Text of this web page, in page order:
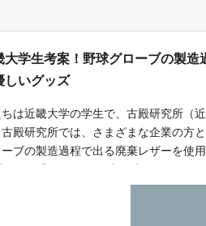
大学生考案！野球グローブの製
しいグッズ
は近畿大学の学生で、古殿研究所（
殿研究所では、さまざまな企業の方
ーブの製造過程で出る廃棄レザーを使
むほど味わい深く、温かみのあるグッ